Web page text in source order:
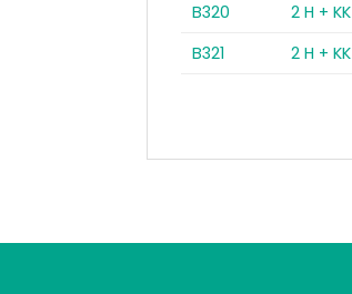
B320
2 H + KK
B321
2 H + KK